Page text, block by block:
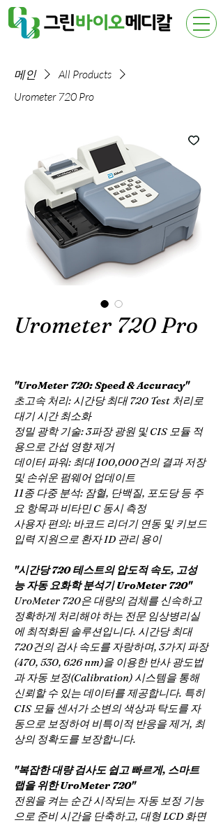
메인
All Products
Urometer 720 Pro
Urometer 720 Pro
"UroMeter 720: Speed & Accuracy"
초고속 처리: 시간당 최대 720 Test 처리로
대기 시간 최소화
정밀 광학 기술: 3파장 광원 및 CIS 모듈 적
용으로 간섭 영향 제거
데이터 파워: 최대 100,000건의 결과 저장
및 손쉬운 펌웨어 업데이트
11종 다중 분석: 잠혈, 단백질, 포도당 등 주
요 항목과 비타민 C 동시 측정
사용자 편의: 바코드 리더기 연동 및 키보드
입력 지원으로 환자 ID 관리 용이
"시간당 720 테스트의 압도적 속도, 고성
능 자동 요화학 분석기 UroMeter 720"
UroMeter 720은 대량의 검체를 신속하고
정확하게 처리해야 하는 전문 임상병리실
에 최적화된 솔루션입니다. 시간당 최대
720건의 검사 속도를 자랑하며, 3가지 파장
(470, 530, 626 nm)을 이용한 반사 광도법
과 자동 보정(Calibration) 시스템을 통해
신뢰할 수 있는 데이터를 제공합니다. 특히
CIS 모듈 센서가 소변의 색상과 탁도를 자
동으로 보정하여 비특이적 반응을 제거, 최
상의 정확도를 보장합니다.
"복잡한 대량 검사도 쉽고 빠르게, 스마트
랩을 위한 UroMeter 720"
전원을 켜는 순간 시작되는 자동 보정 기능
으로 준비 시간을 단축하고, 대형 LCD 화면